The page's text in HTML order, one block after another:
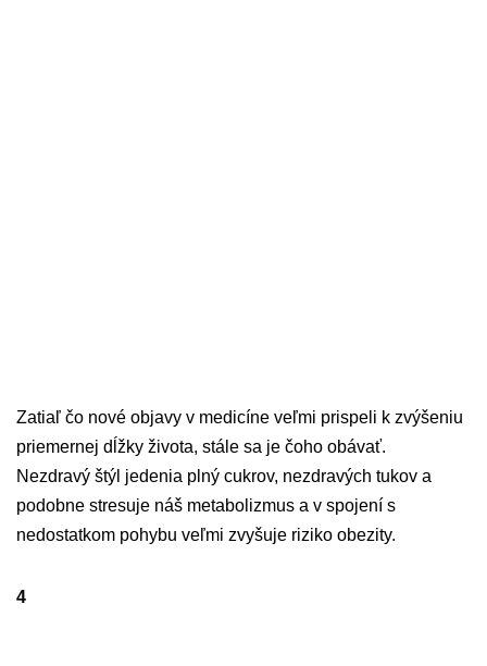
Zatiaľ čo nové objavy v medicíne veľmi prispeli k zvýšeniu
priemernej dĺžky života, stále sa je čoho obávať.
Nezdravý štýl jedenia plný cukrov, nezdravých tukov a
podobne stresuje náš metabolizmus a v spojení s
nedostatkom pohybu veľmi zvyšuje riziko obezity.
4